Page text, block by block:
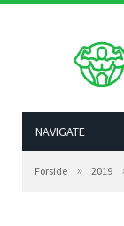
NAVIGATE
Forside » 2019